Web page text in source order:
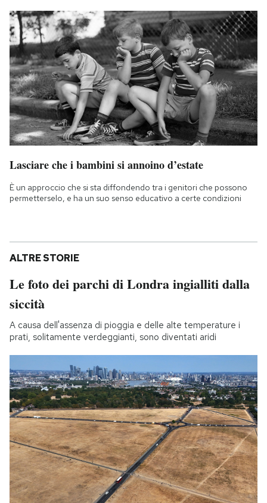
Lasciare che i bambini si annoino d’estate
È un approccio che si sta diffondendo tra i genitori che possono
permetterselo, e ha un suo senso educativo a certe condizioni
ALTRE STORIE
Le foto dei parchi di Londra ingialliti dalla
siccità
A causa dell'assenza di pioggia e delle alte temperature i
prati, solitamente verdeggianti, sono diventati aridi